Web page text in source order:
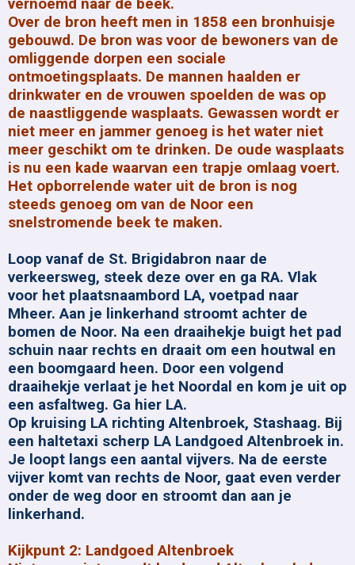
vernoemd naar de beek.
Over de bron heeft men in 1858 een bronhuisje
gebouwd. De bron was voor de bewoners van de
omliggende dorpen een sociale
ontmoetingsplaats. De mannen haalden er
drinkwater en de vrouwen spoelden de was op
de naastliggende wasplaats. Gewassen wordt er
niet meer en jammer genoeg is het water niet
meer geschikt om te drinken. De oude wasplaats
is nu een kade waarvan een trapje omlaag voert.
Het opborrelende water uit de bron is nog
steeds genoeg om van de Noor een
snelstromende beek te maken.
Loop vanaf de St. Brigidabron naar de
verkeersweg, steek deze over en ga RA. Vlak
voor het plaatsnaambord LA, voetpad naar
Mheer. Aan je linkerhand stroomt achter de
bomen de Noor. Na een draaihekje buigt het pad
schuin naar rechts en draait om een houtwal en
een boomgaard heen. Door een volgend
draaihekje verlaat je het Noordal en kom je uit op
een asfaltweg. Ga hier LA.
Op kruising LA richting Altenbroek, Stashaag. Bij
een haltetaxi scherp LA Landgoed Altenbroek in.
Je loopt langs een aantal vijvers. Na de eerste
vijver komt van rechts de Noor, gaat even verder
onder de weg door en stroomt dan aan je
linkerhand.
Kijkpunt 2: Landgoed Altenbroek